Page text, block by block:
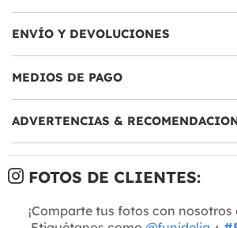
ENVÍO Y DEVOLUCIONES
MEDIOS DE PAGO
ADVERTENCIAS &
FOTOS DE CLIENTES:
¡Comparte tus fotos con nosotros